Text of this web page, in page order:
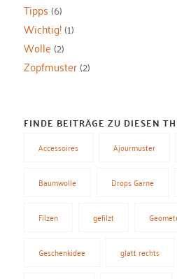
Tipps(6)
Wichtig!(1)
Wolle(2)
Zopfmuster(2)
FINDE BEITRÄGE ZU DIESEN
Accessoires Ajourmuster
Baumwolle Drops Garne
Filzen gefilzt
Geschenkidee glatt rechts